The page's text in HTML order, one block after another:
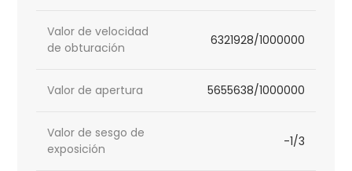
Valor de velocidad
de obturación
6321928/1000000
Valor de apertura 5655638/1000000
Valor de sesgo de
exposición
-1/3